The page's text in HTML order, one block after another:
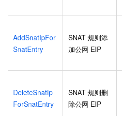
AddSnatIpFor
SnatEntry
SNAT 规则添
加公网 EIP
DeleteSnatIp
ForSnatEntry
SNAT 规则删
除公网 EIP